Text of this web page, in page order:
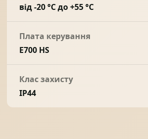
від -20 °С до +55 °С
Плата керування
E700 HS
Клас захисту
IP44